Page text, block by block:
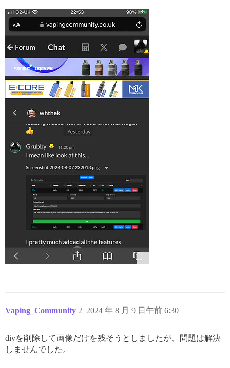
Vaping_Community 2024 年 8 月 9 日午前 6:30
2
divを削除して画像だけを残そうとしましたが、問題は解決
しませんでした。